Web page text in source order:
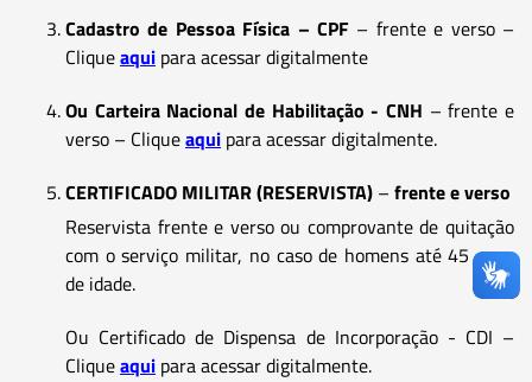
Cadastro de Pessoa Física – CPF – frente e verso –
Cliqueaqui para acessar digitalmente
Ou Carteira Nacional de Habilitação - CNH – frente e
verso – Cliqueaqui para acessar digitalmente.
CERTIFICADO MILITAR (RESERVISTA) – frente e verso
Reservista frente e verso ou comprovante de quitação
com o serviço militar, no caso de homens até 45 anos
de idade.
Ou Certificado de Dispensa de Incorporação - CDI –
Cliqueaqui para acessar digitalmente.